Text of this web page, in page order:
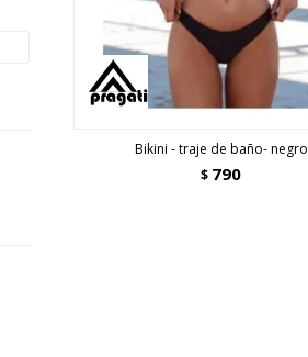
Bikini - traje de baño- negro
$ 790